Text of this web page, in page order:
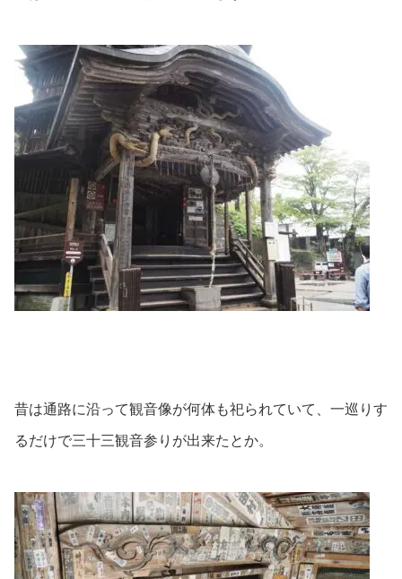
昔は通路に沿って観音像が何体も祀られていて、一巡りす
るだけで三十三観音参りが出来たとか。